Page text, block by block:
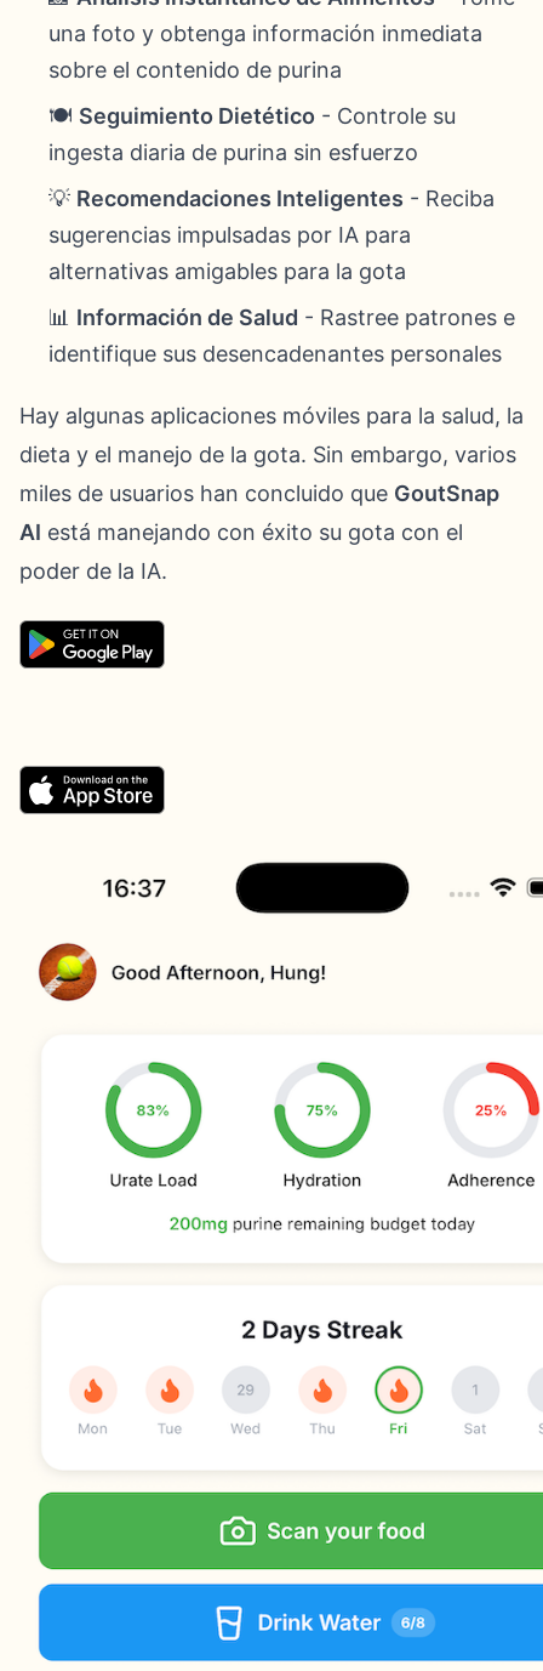
una foto y obtenga información inmediata
sobre el contenido de purina
🍽️ Seguimiento Dietético - Controle su
ingesta diaria de purina sin esfuerzo
💡 Recomendaciones Inteligentes - Reciba
sugerencias impulsadas por IA para
alternativas amigables para la gota
📊 Información de Salud - Rastree patrones e
identifique sus desencadenantes personales
Hay algunas aplicaciones móviles para la salud, la
dieta y el manejo de la gota. Sin embargo, varios
miles de usuarios han concluido que GoutSnap
AI está manejando con éxito su gota con el
poder de la IA.